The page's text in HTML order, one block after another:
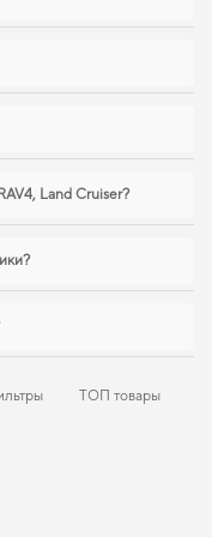
практичность,
и предлагать товары,
Land Cruiser?
ТОП товары